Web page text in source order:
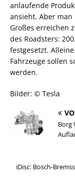
anlaufende
ansieht. Aber man
Großes erreichen
des Roadsters:
festgesetzt.
Fahrzeuge sollen
werden.
Bilder: © Tesla
Borg
iDisc: Bosch-